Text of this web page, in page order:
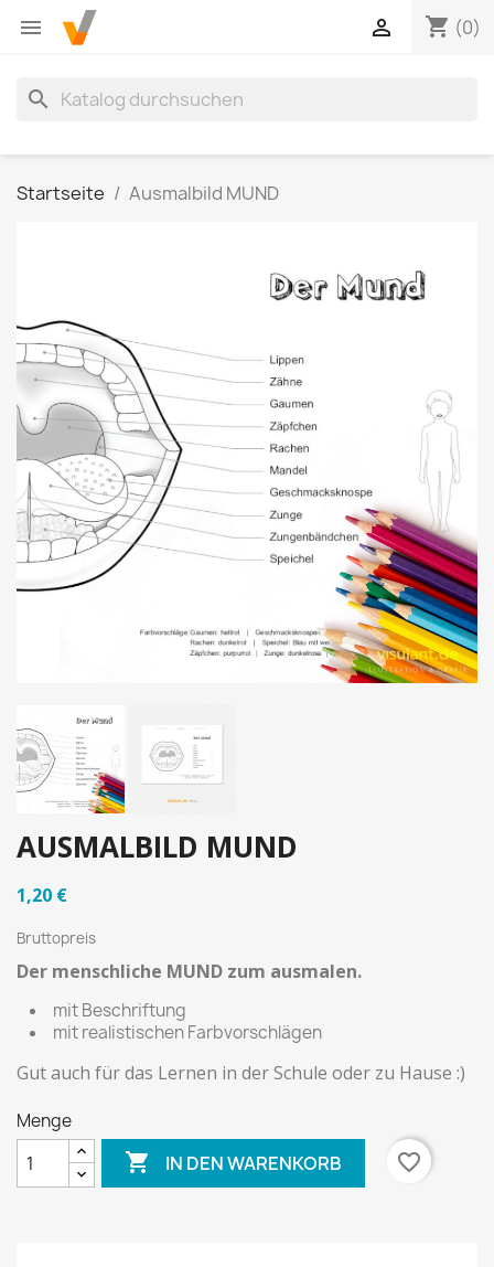
 shopping_cart (0)

search
Startseite Ausmalbild MUND
AUSMALBILD MUND
1,20 €
Bruttopreis
Der menschliche MUND zum ausmalen.
mit Beschriftung
mit realistischen Farbvorschlägen
Gut auch für das Lernen in der Schule oder zu Hause :)
Menge
 IN DEN WARENKORB favorite_border